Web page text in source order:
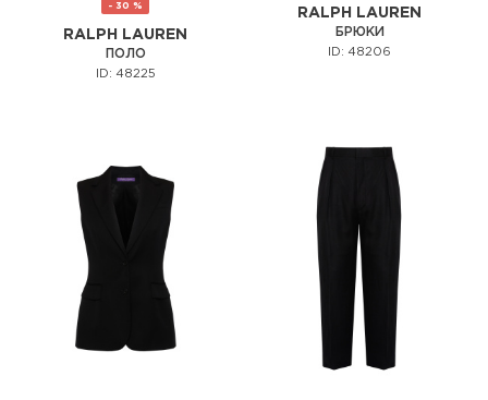
- 30 %
RALPH LAUREN
ПОЛО
ID: 48225
RALPH LAUREN
БРЮКИ
ID: 48206